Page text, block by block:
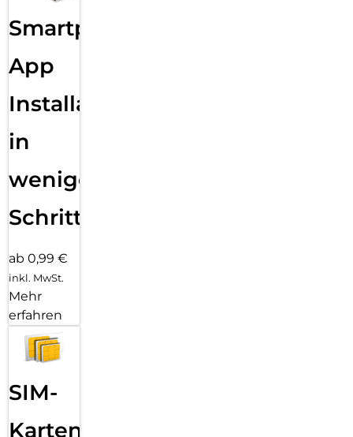
Smartphone
App
Installation
in
wenigen
Schritten
ab 0,99 €
inkl. MwSt.
Mehr
erfahren
SIM-
Karten